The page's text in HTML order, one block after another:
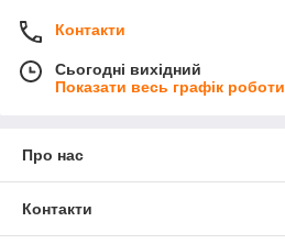
Контакти
Сьогодні вихідний
Показати весь графік роботи
Про нас
Контакти